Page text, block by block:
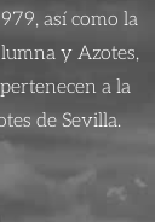
así como la
y Azotes,
a la
de Sevilla.